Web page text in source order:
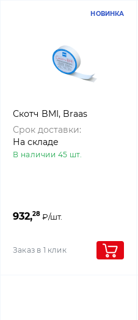
НОВИНКА
Скотч BMI, Braas
Срок доставки:
На складе
В наличии 45 шт.
932,28 ₽/шт.
Заказ в 1 клик